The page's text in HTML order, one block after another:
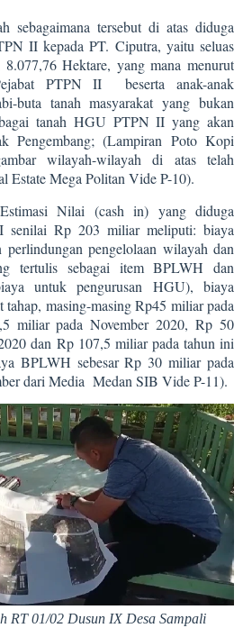
sebagaimana tersebut di atas diduga
II kepada PT. Ciputra, yaitu seluas
Hektare, yang mana menurut
PTPN II
beserta anak-anak
buta tanah masyarakat yang bukan
tanah HGU PTPN II yang akan
Pengembang; (Lampiran Poto Kopi
wilayah-wilayah di atas telah
Estate Mega Politan Vide P-10).
Nilai (cash in) yang diduga
senilai Rp 203 miliar meliputi: biaya
perlindungan pengelolaan wilayah dan
tertulis sebagai item BPLWH dan
untuk pengurusan HGU), biaya
masing-masing Rp45 miliar pada
miliar pada November 2020, Rp 50
dan Rp 107,5 miliar pada tahun ini
BPLWH sebesar Rp 30 miliar pada
dari Media Medan SIB Vide P-11).
RT 01/02 Dusun IX Desa Sampali